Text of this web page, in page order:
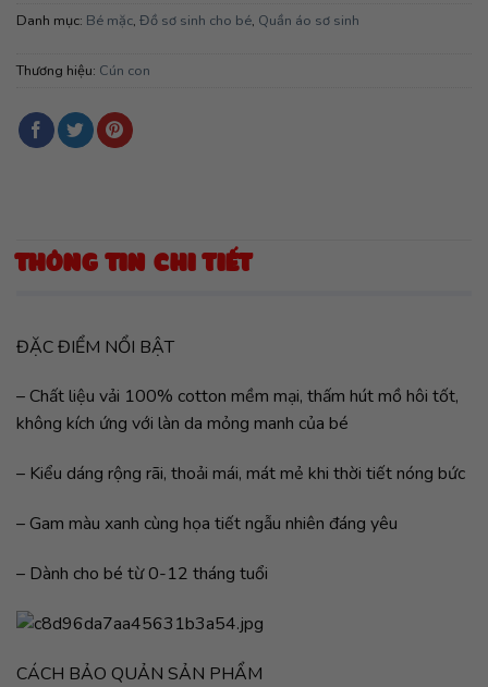
Danh mục: Bé mặc, Đồ sơ sinh cho bé, Quần áo sơ sinh
Thương hiệu: Cún con
THÔNG TIN CHI TIẾT
ĐẶC ĐIỂM NỔI BẬT
– Chất liệu vải 100% cotton mềm mại, thấm hút mồ hôi tốt,
không kích ứng với làn da mỏng manh của bé
– Kiểu dáng rộng rãi, thoải mái, mát mẻ khi thời tiết nóng bức
– Gam màu xanh cùng họa tiết ngẫu nhiên đáng yêu
– Dành cho bé từ 0-12 tháng tuổi
CÁCH BẢO QUẢN SẢN PHẨM